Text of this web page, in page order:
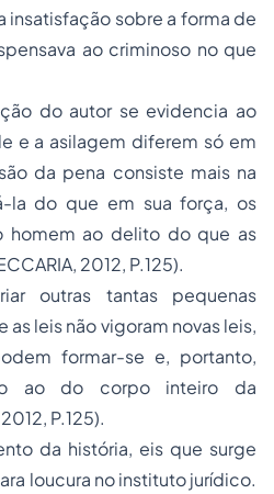
insatisfação sobre a forma de
ao criminoso no que
do autor se evidencia ao
e a asilagem diferem só em
da pena consiste mais na
la do que em sua força, os
homem ao delito do que as
2012, P.125).
outras tantas pequenas
leis não vigoram novas leis,
formar-se e, portanto,
ao do corpo inteiro da
P.125).
da história, eis que surge
loucura no instituto jurídico.